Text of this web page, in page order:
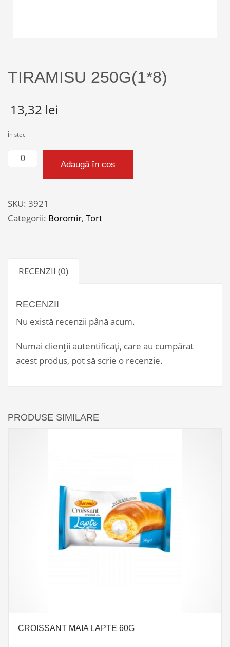
TIRAMISU 250G(1*8)
13,32 lei
În stoc
Cantitate
TIRAMISU
Adaugă în coș
SKU: 3921
Categorii: Boromir, Tort
RECENZII (0)
RECENZII
Nu există recenzii până acum.
Numai clienții autentificați, care au cumpărat
acest produs, pot să scrie o recenzie.
PRODUSE SIMILARE
CROISSANT MAIA LAPTE 60G